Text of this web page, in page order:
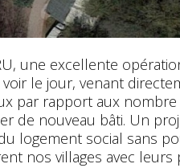
une excellente
le jour, venant
par rapport aux
de nouveau bâti. Un
logement social sans
nos villages avec leurs